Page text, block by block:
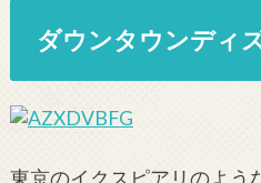
ダウンタウンディ
東京のイクスピアリのよう